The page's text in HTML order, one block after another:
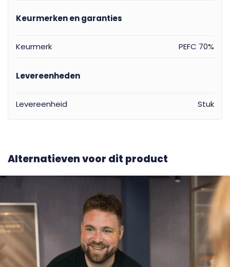
Keurmerken en garanties
Keurmerk PEFC 70%
Levereenheden
Levereenheid Stuk
Alternatieven voor dit product